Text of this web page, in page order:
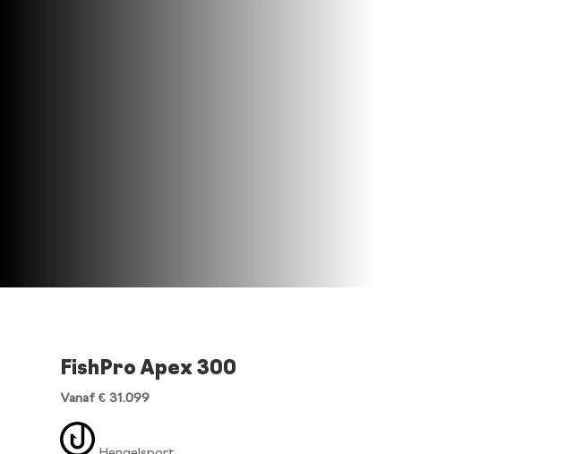
FishPro Apex 300
Vanaf € 31.099